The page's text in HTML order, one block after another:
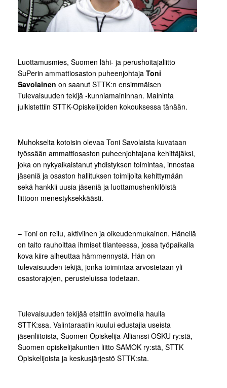
Luottamusmies, Suomen lähi- ja perushoitajaliitto
SuPerin ammattiosaston puheenjohtaja Toni
Savolainen on saanut STTK:n ensimmäisen
Tulevaisuuden tekijä -kunniamaininnan. Maininta
julkistettiin STTK-Opiskelijoiden kokouksessa tänään.
Muhokselta kotoisin olevaa Toni Savolaista kuvataan
työssään ammattiosaston puheenjohtajana kehittäjäksi,
joka on nykyaikaistanut yhdistyksen toimintaa, innostaa
jäseniä ja osaston hallituksen toimijoita kehittymään
sekä hankkii uusia jäseniä ja luottamushenkilöistä
liittoon menestyksekkäästi.
– Toni on reilu, aktiviinen ja oikeudenmukainen. Hänellä
on taito rauhoittaa ihmiset tilanteessa, jossa työpaikalla
kova kiire aiheuttaa hämmennystä. Hän on
tulevaisuuden tekijä, jonka toimintaa arvostetaan yli
osastorajojen, perusteluissa todetaan.
Tulevaisuuden tekijää etsittiin avoimella haulla
STTK:ssa. Valintaraatiin kuului edustajia useista
jäsenliitoista, Suomen Opiskelija-Allianssi OSKU ry:stä,
Suomen opiskelijakuntien liitto SAMOK ry:stä, STTK
Opiskelijoista ja keskusjärjestö STTK:sta.